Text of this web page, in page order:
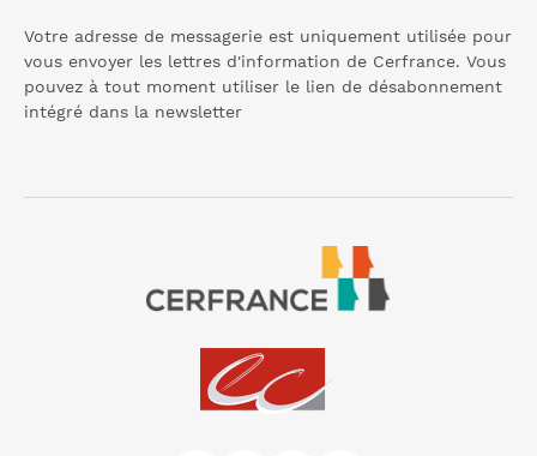
Votre adresse de messagerie est uniquement utilisée pour
vous envoyer les lettres d'information de Cerfrance. Vous
pouvez à tout moment utiliser le lien de désabonnement
intégré dans la newsletter